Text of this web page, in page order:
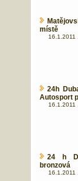
místě
16.1.2011
24h
Autosport
16.1.2011
24 h
bronzová
16.1.2011